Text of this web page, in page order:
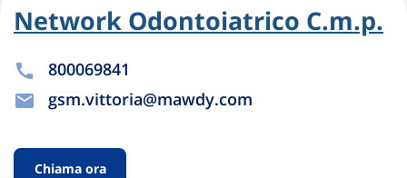
Network Odontoiatrico C.m.p.
800069841
gsm.vittoria@mawdy.com
Chiama ora